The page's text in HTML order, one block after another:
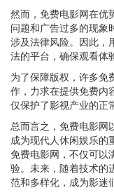
然而，免费电影网在优
问题和广告过多的现象
涉及法律风险。因此，
法的平台，确保观看体
为了保障版权，许多免
作，力求在提供免费内
仅保护了影视产业的正
总而言之，免费电影网
成为现代人休闲娱乐的
免费电影网，不仅可以
验。未来，随着技术的
范和多样化，成为影迷